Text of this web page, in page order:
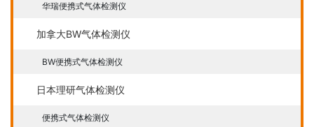
华瑞便携式气体检测仪
加拿大BW气体检测仪
BW便携式气体检测仪
日本理研气体检测仪
便携式气体检测仪